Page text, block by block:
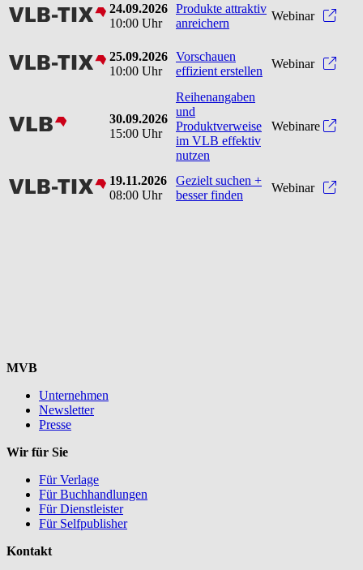
vlbtix
24.09.2026
10:00 Uhr
Produkte attraktiv
anreichern
Webinar
vlbtix
25.09.2026
10:00 Uhr
Vorschauen
effizient erstellen
Webinar
vlb
30.09.2026
15:00 Uhr
Reihenangaben
und
Produktverweise
im VLB effektiv
nutzen
Webinare
vlbtix
19.11.2026
08:00 Uhr
Gezielt suchen +
besser finden
Webinar
MVB
Unternehmen
Newsletter
Presse
Wir für Sie
Für Verlage
Für Buchhandlungen
Für Dienstleister
Für Selfpublisher
Kontakt